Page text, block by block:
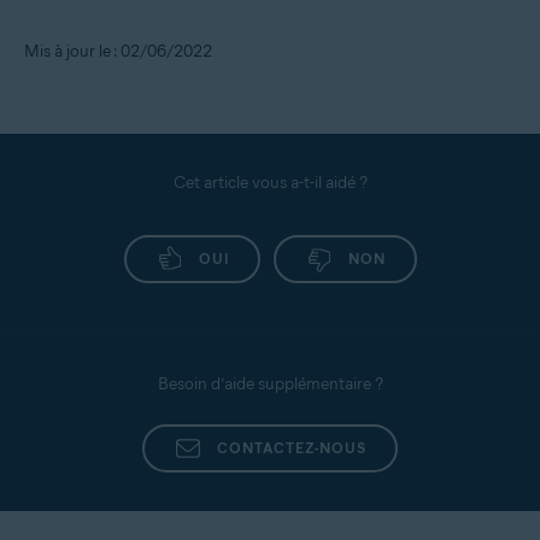
Mis à jour le : 02/06/2022
Cet article vous a-t-il aidé ?
OUI NON
Besoin d’aide supplémentaire ?
CONTACTEZ-NOUS